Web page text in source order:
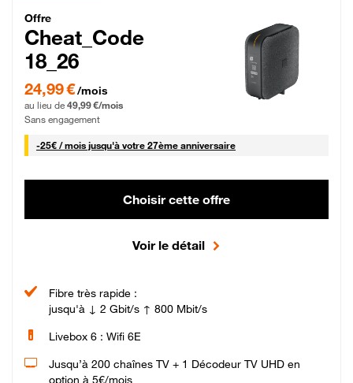
Cheat_Code Fibre_18_26
Offre
Cheat_Code
18_26
24,99 € par mois pendant 0 mois puis 49,99 € par mois, Sans engagement
24,99 €/mois
au lieu de 49,99 €/mois
Sans engagement
-25€ / mois25 € par mois
jusqu'à votre 27ème anniversaire
Choisir cette offre
Voir le détail
Fibre très rapide :
jusqu'à ↓ 2 Gbit/s ↑ 800 Mbit/s
Livebox 6 : Wifi 6E
Jusqu’à 200 chaînes TV + 1 Décodeur TV UHD en
option à 5€/mois